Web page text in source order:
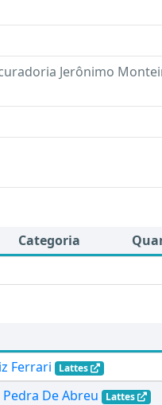
Jerônimo
Categoria
Ferrari Lattes
De Abreu Lattes